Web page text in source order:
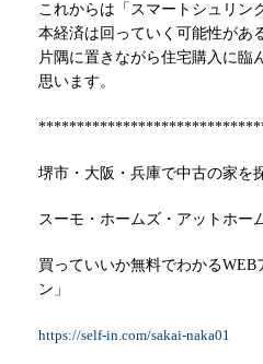
これからは「スマートシュリン
本経済は回っていく可能性があ
片隅に置きながら住宅購入に臨
思います。
堺市・大阪・兵庫で中古の家を
スーモ・ホームズ・アットホー
買っていいか無料でわかるWEB
ン」
https://self-in.com/sakai-naka01